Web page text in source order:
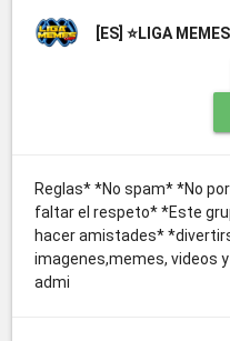
[ES] ⭐LIGA
Reglas* *No spam* *No
faltar el respeto* *Este
hacer amistades*
imagenes,memes, videos
admi